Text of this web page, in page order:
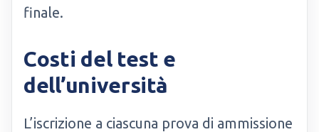
finale.
Costi del test e
dell’università
L’iscrizione a ciascuna prova di ammissione